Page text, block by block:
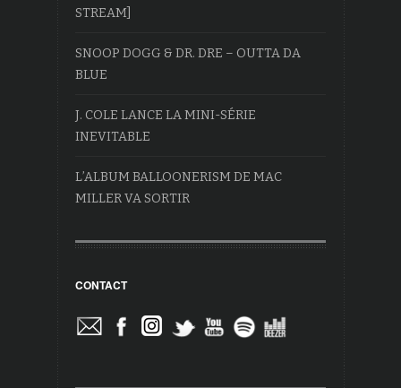
STREAM]
SNOOP DOGG & DR. DRE – OUTTA DA
BLUE
J. COLE LANCE LA MINI-SÉRIE
INEVITABLE
L’ALBUM BALLOONERISM DE MAC
MILLER VA SORTIR
CONTACT